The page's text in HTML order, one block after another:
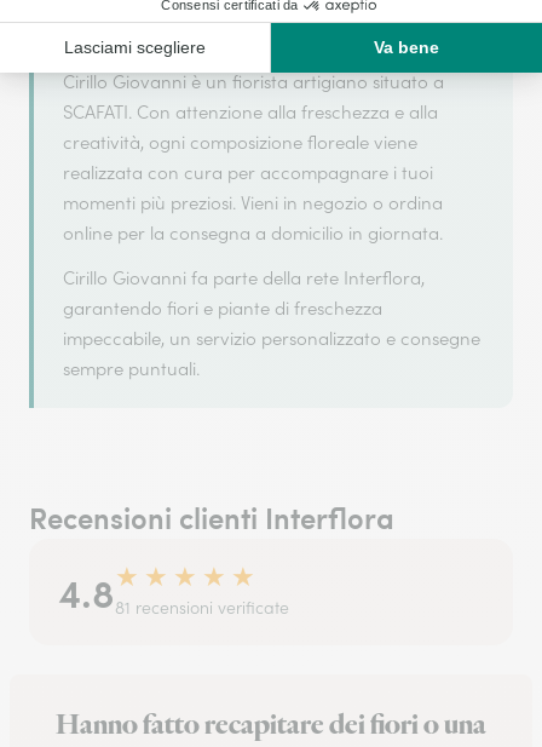
Cirillo Giovanni è un fiorista artigiano situato a
SCAFATI. Con attenzione alla freschezza e alla
creatività, ogni composizione floreale viene
realizzata con cura per accompagnare i tuoi
momenti più preziosi. Vieni in negozio o ordina
online per la consegna a domicilio in giornata.
Cirillo Giovanni fa parte della rete Interflora,
garantendo fiori e piante di freschezza
impeccabile, un servizio personalizzato e consegne
sempre puntuali.
Recensioni clienti Interflora
4.8★ ★ ★ ★ ★
81 recensioni verificate
Hanno fatto recapitare dei fiori o una